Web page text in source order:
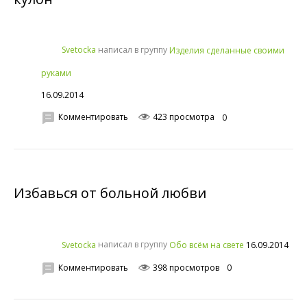
Svetocka написал в группу Изделия сделанные своими
руками
16.09.2014
Комментировать
423 просмотра 0
Избавься от больной любви
Svetocka написал в группу Обо всём на свете 16.09.2014
Комментировать
398 просмотров 0